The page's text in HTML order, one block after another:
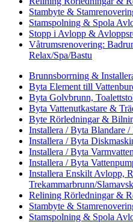
Stambyte &
Stamspolning & Spola
Stopp i Avlopp &
Våtrumsrenovering:
Relax/Spa/Bastu
Brunnsborrning &
Byta Element till
Byta Golvbrunn,
Byta Vattenutkastare &
Byte Rörledningar &
Installera / Byta Blandare /
Installera / Byta
Installera / Byta
Installera / Byta
Installera Enskilt Avlopp,
Trekammarbrunn/
Relining Rörledningar &
Stambyte &
Stamspolning & Spola